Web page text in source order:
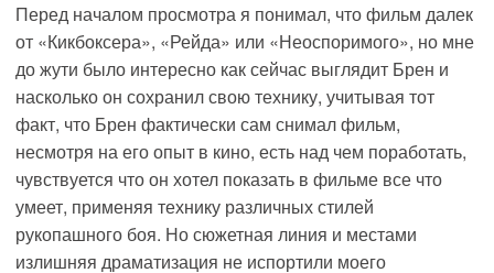
Перед началом просмотра я понимал, что фильм далек
от «Кикбоксера», «Рейда» или «Неоспоримого», но мне
до жути было интересно как сейчас выглядит Брен и
насколько он сохранил свою технику, учитывая тот
факт, что Брен фактически сам снимал фильм,
несмотря на его опыт в кино, есть над чем поработать,
чувствуется что он хотел показать в фильме все что
умеет, применяя технику различных стилей
рукопашного боя. Но сюжетная линия и местами
излишняя драматизация не испортили моего